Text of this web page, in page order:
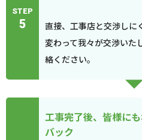
STEP
5
直接、工事店と交渉しに
変わって我々が交渉いた
絡ください。
工事完了後、皆様に
バック